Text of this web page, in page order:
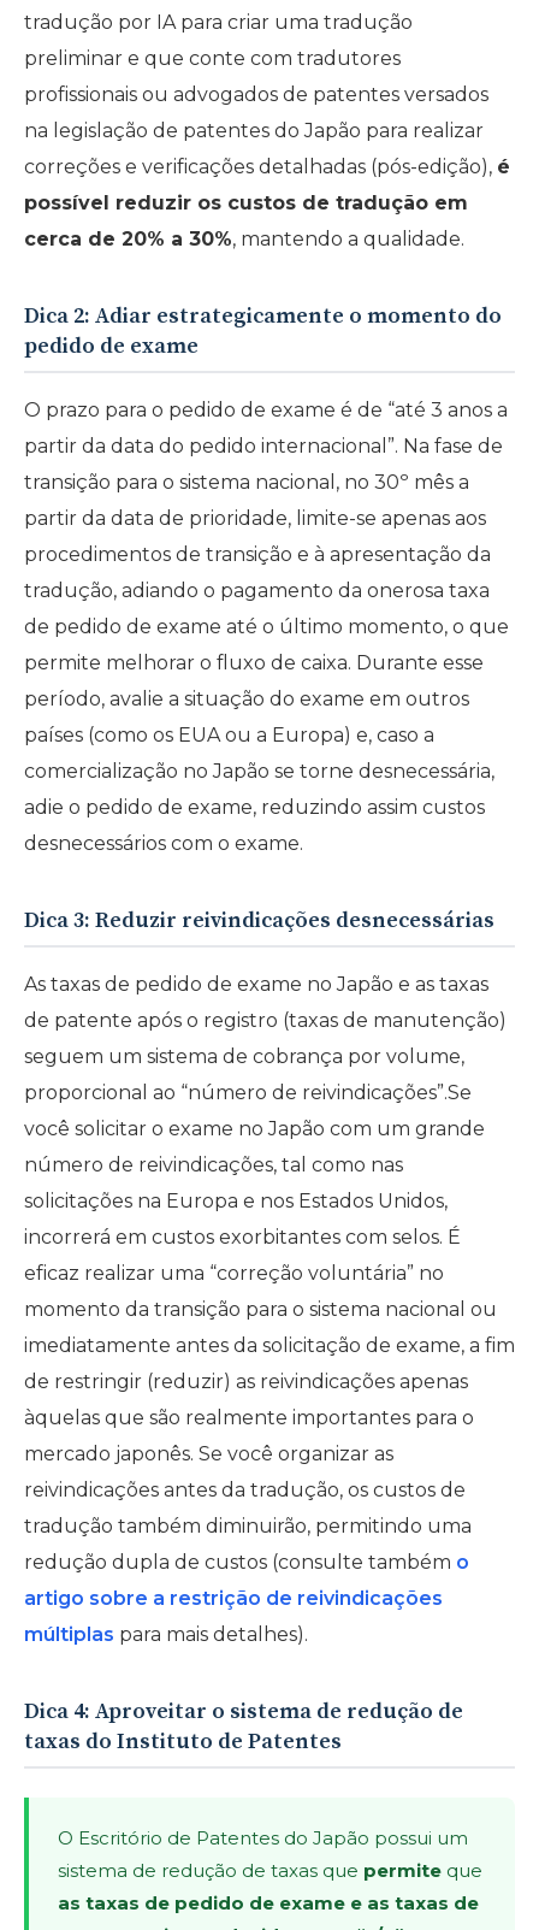
tradução por IA para criar uma tradução
preliminar e que conte com tradutores
profissionais ou advogados de patentes versados
na legislação de patentes do Japão para realizar
correções e verificações detalhadas (pós-edição), é
possível reduzir os custos de tradução em
cerca de 20% a 30%, mantendo a qualidade.
Dica 2: Adiar estrategicamente o momento do
pedido de exame
O prazo para o pedido de exame é de “até 3 anos a
partir da data do pedido internacional”. Na fase de
transição para o sistema nacional, no 30º mês a
partir da data de prioridade, limite-se apenas aos
procedimentos de transição e à apresentação da
tradução, adiando o pagamento da onerosa taxa
de pedido de exame até o último momento, o que
permite melhorar o fluxo de caixa. Durante esse
período, avalie a situação do exame em outros
países (como os EUA ou a Europa) e, caso a
comercialização no Japão se torne desnecessária,
adie o pedido de exame, reduzindo assim custos
desnecessários com o exame.
Dica 3: Reduzir reivindicações desnecessárias
As taxas de pedido de exame no Japão e as taxas
de patente após o registro (taxas de manutenção)
seguem um sistema de cobrança por volume,
proporcional ao “número de reivindicações”.Se
você solicitar o exame no Japão com um grande
número de reivindicações, tal como nas
solicitações na Europa e nos Estados Unidos,
incorrerá em custos exorbitantes com selos. É
eficaz realizar uma “correção voluntária” no
momento da transição para o sistema nacional ou
imediatamente antes da solicitação de exame, a fim
de restringir (reduzir) as reivindicações apenas
àquelas que são realmente importantes para o
mercado japonês. Se você organizar as
reivindicações antes da tradução, os custos de
tradução também diminuirão, permitindo uma
redução dupla de custos (consulte também o
artigo sobre a restrição de reivindicações
múltiplas para mais detalhes).
Dica 4: Aproveitar o sistema de redução de
taxas do Instituto de Patentes
O Escritório de Patentes do Japão possui um
sistema de redução de taxas que permite que
as taxas de pedido de exame e as taxas de